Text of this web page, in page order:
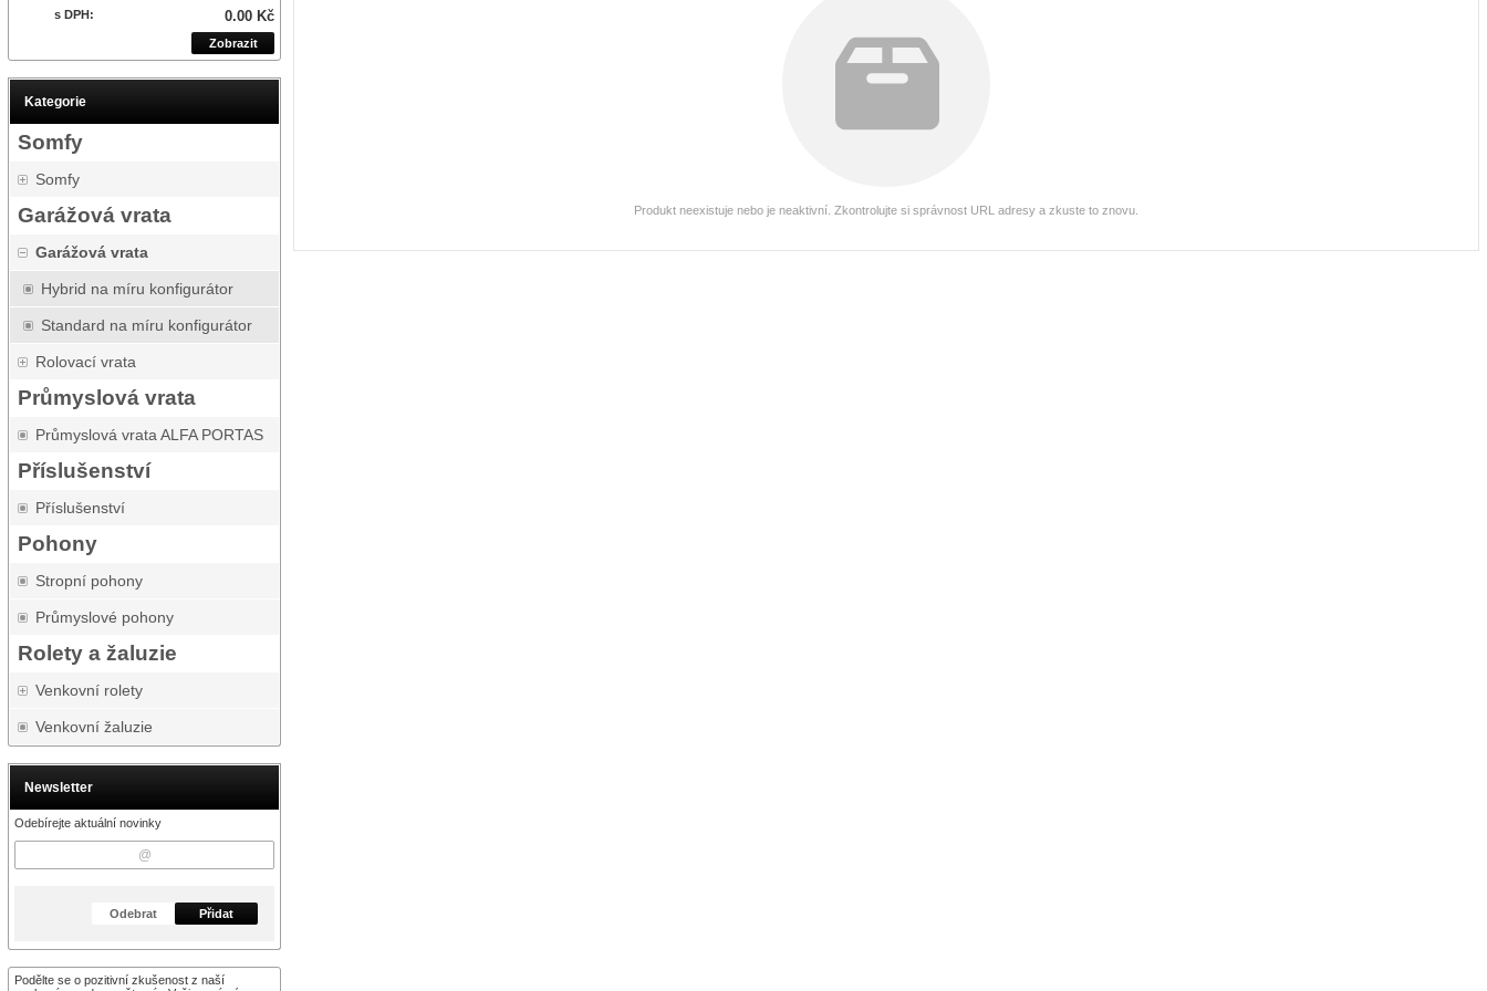
s DPH: 0.00 Kč
Zobrazit
Kategorie
Somfy
Somfy
Garážová vrata
Garážová vrata
Hybrid na míru konfigurátor
Standard na míru konfigurátor
Rolovací vrata
Průmyslová vrata
Průmyslová vrata ALFA PORTAS
Příslušenství
Příslušenství
Pohony
Stropní pohony
Průmyslové pohony
Rolety a žaluzie
Venkovní rolety
Venkovní žaluzie
Newsletter
Odebírejte aktuální novinky
Odebrat Přidat
Podělte se o pozitivní zkušenost z naší
Produkt neexistuje nebo je neaktivní. Zkontrolujte si správnost URL adresy a zkuste to znovu.